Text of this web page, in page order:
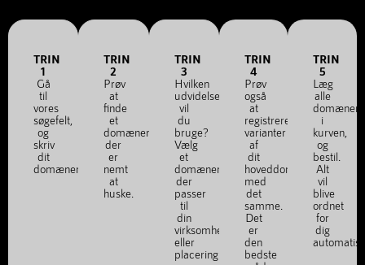
TRIN
1
Gå
til
vores
søgefelt,
og
skriv
dit
domænenavn.
TRIN
2
Prøv
at
finde
et
domænenavn,
der
er
nemt
at
huske.
TRIN
3
Hvilken
udvidelse
vil
du
bruge?
Vælg
et
domænenavn,
der
passer
til
din
virksomhed
eller
placering.
TRIN
4
Prøv
også
at
registrere
varianter
af
dit
hoveddomæne
med
det
samme.
Det
er
den
bedste
TRIN
5
Læg
alle
i
kurven,
og
bestil.
Alt
vil
blive
ordnet
for
dig
automatisk